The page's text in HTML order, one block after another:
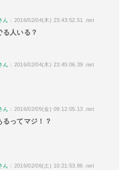
ん ：2016/02/04(木) 23:43:52.51 .net
人いる？
ん ：2016/02/04(木) 23:45:06.39 .net
ん ：2016/02/05(金) 09:12:05.13 .net
ってマジ！？
ん ：2016/02/06(土) 10:21:53.86 .net